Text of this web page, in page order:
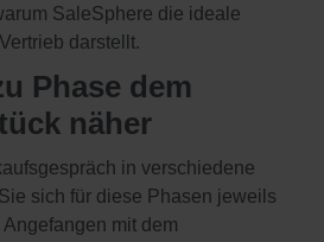
SaleSphere die ideale
darstellt.
Phase dem
näher
in verschiedene
sich für diese Phasen jeweils
mit dem